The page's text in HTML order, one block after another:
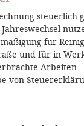
steuerlich
für
und für in
Arbeiten
von